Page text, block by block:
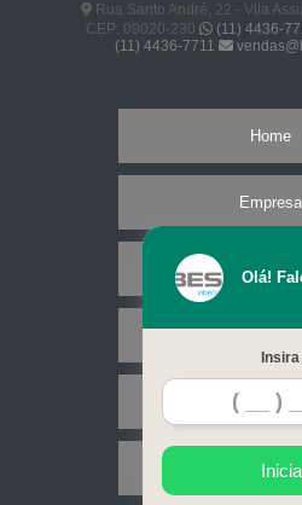
Rua Santo André, 22 - Vila
CEP: 09020-230
(11) 4436-
(11) 4436-7711
Home
Empresa
Missão
Contato
Mapa do
Olá!